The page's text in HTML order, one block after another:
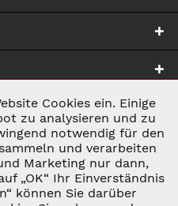
Aktiv
Inaktiv
Inaktiv
Cookies ein. Einige
zu analysieren und zu
notwendig für den
und verarbeiten
Marketing nur dann,
„OK“ Ihr Einverständnis
können Sie darüber